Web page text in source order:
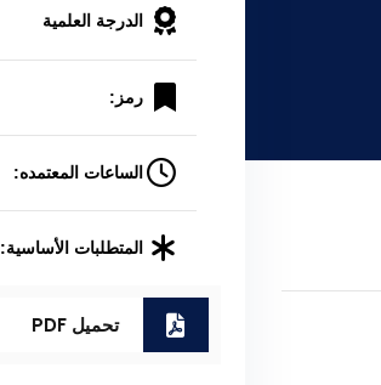
الدرجة العلمية
رمز:
الساعات المعتمده:
المتطلبات الأساسية:
تحميل PDF